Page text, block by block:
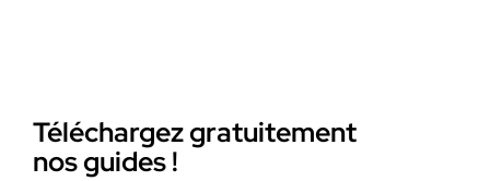
Téléchargez gratuitement
nos guides !